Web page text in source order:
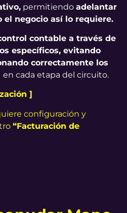
permitiendo adelantar
el negocio así lo requiere.
contable a través de
específicos, evitando
correctamente los
en cada etapa del circuito.
]
configuración y
“Facturación de